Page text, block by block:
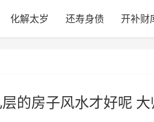
化解太岁 还寿身债 开补财
的房子风水才好呢